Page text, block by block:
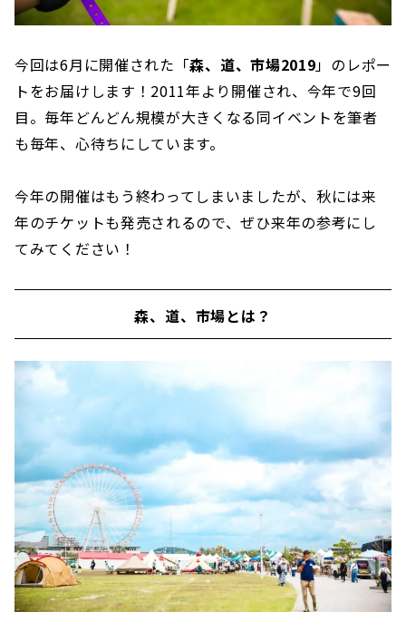
今回は6月に開催された「森、道、市場2019」のレポー
トをお届けします！2011年より開催され、今年で9回
目。毎年どんどん規模が大きくなる同イベントを筆者
も毎年、心待ちにしています。
今年の開催はもう終わってしまいましたが、秋には来
年のチケットも発売されるので、ぜひ来年の参考にし
てみてください！
森、道、市場とは？